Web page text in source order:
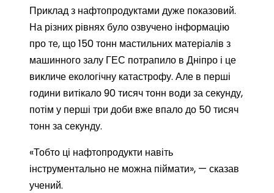
Приклад з нафтопродуктами дуже показовий.
На різних рівнях було озвучено інформацію
про те, що 150 тонн мастильних матеріалів з
машинного залу ГЕС потрапило в Дніпро і це
викличе екологічну катастрофу. Але в перші
години витікало 90 тисяч тонн води за секунду,
потім у перші три доби вже впало до 50 тисяч
тонн за секунду.
«Тобто ці нафтопродукти навіть
інструментально не можна піймати», — сказав
учений.